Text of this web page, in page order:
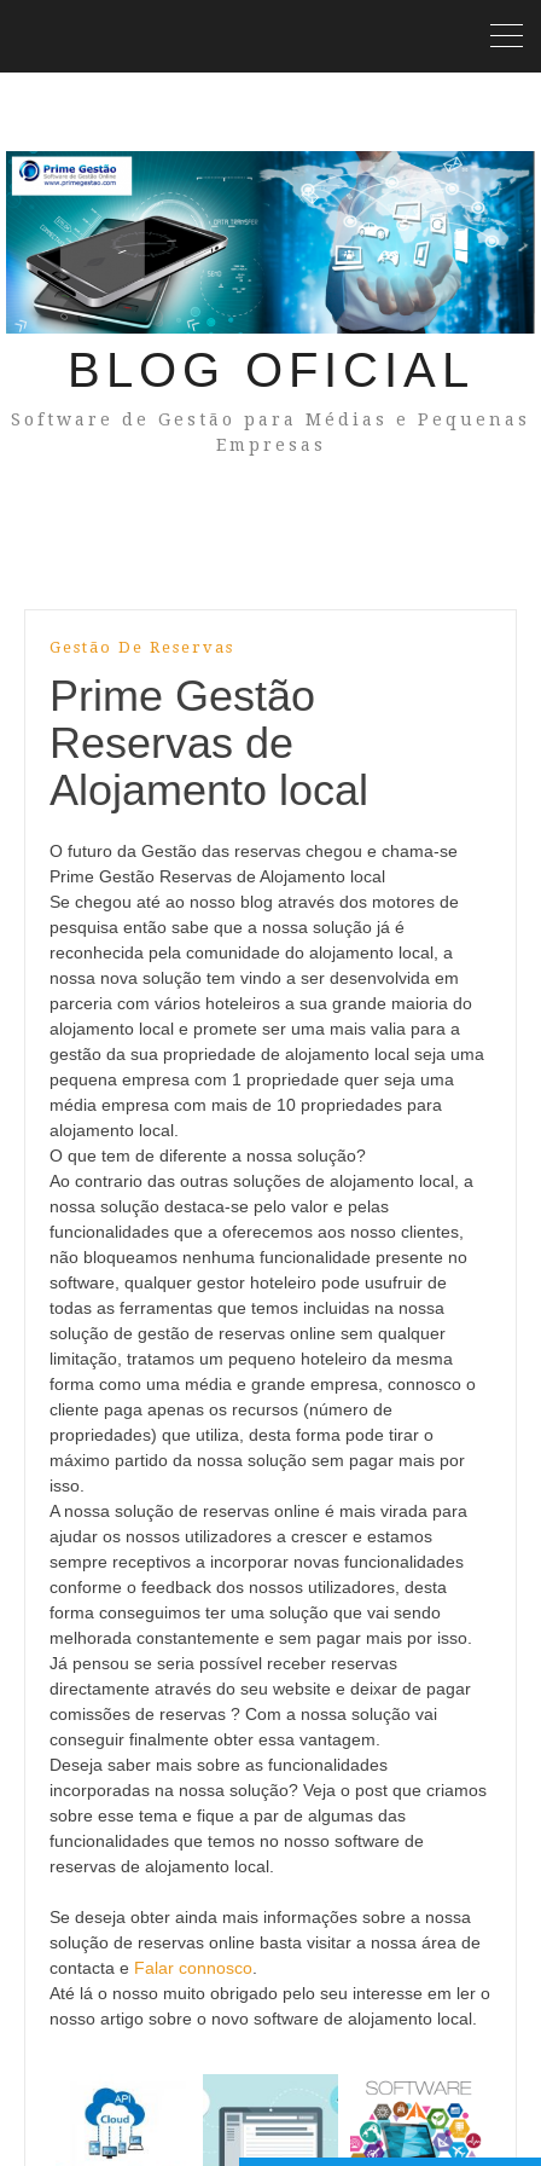
BLOG OFICIAL
Software de Gestão para Médias e Pequenas
Empresas
Gestão De Reservas
Prime Gestão
Reservas de
Alojamento local
O futuro da Gestão das reservas chegou e chama-se
Prime Gestão Reservas de Alojamento local
Se chegou até ao nosso blog através dos motores de
pesquisa então sabe que a nossa solução já é
reconhecida pela comunidade do alojamento local, a
nossa nova solução tem vindo a ser desenvolvida em
parceria com vários hoteleiros a sua grande maioria do
alojamento local e promete ser uma mais valia para a
gestão da sua propriedade de alojamento local seja uma
pequena empresa com 1 propriedade quer seja uma
média empresa com mais de 10 propriedades para
alojamento local.
O que tem de diferente a nossa solução?
Ao contrario das outras soluções de alojamento local, a
nossa solução destaca-se pelo valor e pelas
funcionalidades que a oferecemos aos nosso clientes,
não bloqueamos nenhuma funcionalidade presente no
software, qualquer gestor hoteleiro pode usufruir de
todas as ferramentas que temos incluidas na nossa
solução de gestão de reservas online sem qualquer
limitação, tratamos um pequeno hoteleiro da mesma
forma como uma média e grande empresa, connosco o
cliente paga apenas os recursos (número de
propriedades) que utiliza, desta forma pode tirar o
máximo partido da nossa solução sem pagar mais por
isso.
A nossa solução de reservas online é mais virada para
ajudar os nossos utilizadores a crescer e estamos
sempre receptivos a incorporar novas funcionalidades
conforme o feedback dos nossos utilizadores, desta
forma conseguimos ter uma solução que vai sendo
melhorada constantemente e sem pagar mais por isso.
Já pensou se seria possível receber reservas
directamente através do seu website e deixar de pagar
comissões de reservas ? Com a nossa solução vai
conseguir finalmente obter essa vantagem.
Deseja saber mais sobre as funcionalidades
incorporadas na nossa solução? Veja o post que criamos
sobre esse tema e fique a par de algumas das
funcionalidades que temos no nosso software de
reservas de alojamento local.
Se deseja obter ainda mais informações sobre a nossa
solução de reservas online basta visitar a nossa área de
contacta e Falar connosco
Até lá o nosso muito obrigado pelo seu interesse em ler o
nosso artigo sobre o novo software de alojamento local.